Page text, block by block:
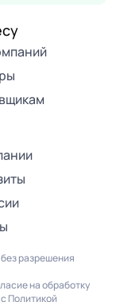
разрешения
на обработку
Политикой